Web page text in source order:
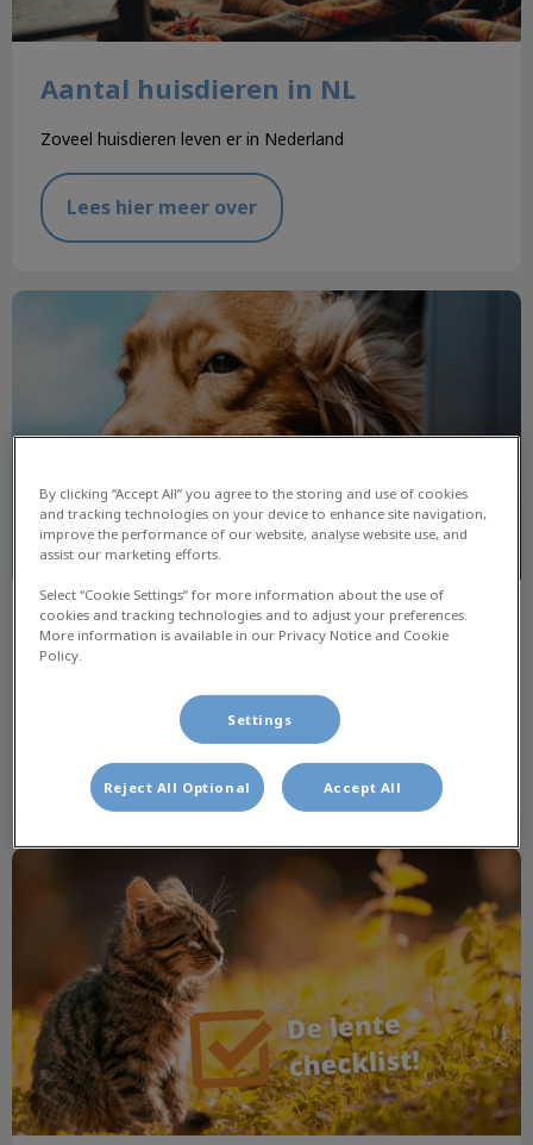
Aantal huisdieren in NL
Zoveel huisdieren leven er in Nederland
Lees hier meer over
Uw huisdier mee in de auto
Uw huisdier mee in de auto
Lees hier meer over
De lente checklist
By clicking “Accept All” you agree to the storing and use of cookies
and tracking technologies on your device to enhance site navigation,
improve the performance of our website, analyse website use, and
assist our marketing efforts.
Select “Cookie Settings” for more information about the use of
cookies and tracking technologies and to adjust your preferences.
More information is available in our Privacy Notice and Cookie
Policy.
Settings
Reject All Optional Accept All